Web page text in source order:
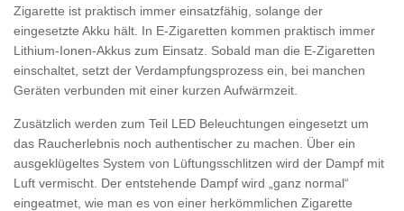
Zigarette ist praktisch immer einsatzfähig, solange der
eingesetzte Akku hält. In E-Zigaretten kommen praktisch immer
Lithium-Ionen-Akkus zum Einsatz. Sobald man die E-Zigaretten
einschaltet, setzt der Verdampfungsprozess ein, bei manchen
Geräten verbunden mit einer kurzen Aufwärmzeit.
Zusätzlich werden zum Teil LED Beleuchtungen eingesetzt um
das Raucherlebnis noch authentischer zu machen. Über ein
ausgeklügeltes System von Lüftungsschlitzen wird der Dampf mit
Luft vermischt. Der entstehende Dampf wird „ganz normal“
eingeatmet, wie man es von einer herkömmlichen Zigarette